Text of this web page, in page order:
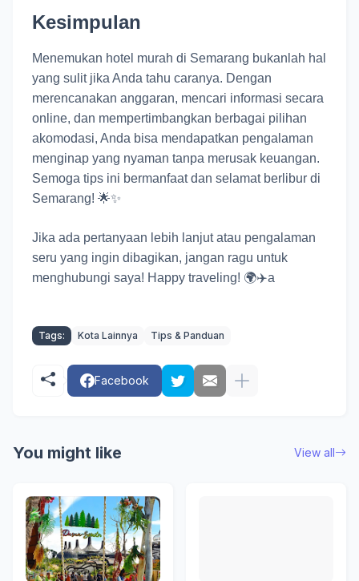
Kesimpulan
Menemukan hotel murah di Semarang bukanlah hal
yang sulit jika Anda tahu caranya. Dengan
merencanakan anggaran, mencari informasi secara
online, dan mempertimbangkan berbagai pilihan
akomodasi, Anda bisa mendapatkan pengalaman
menginap yang nyaman tanpa merusak keuangan.
Semoga tips ini bermanfaat dan selamat berlibur di
Semarang! 🌟✨
Jika ada pertanyaan lebih lanjut atau pengalaman
seru yang ingin dibagikan, jangan ragu untuk
menghubungi saya! Happy traveling! 🌍✈️a
Tags: Kota Lainnya Tips & Panduan
Facebook
You might like View all